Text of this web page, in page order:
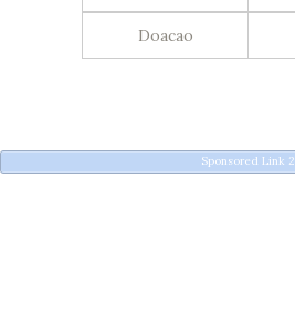
Doacao
Sponsored Link 2